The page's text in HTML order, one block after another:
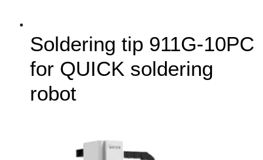
Soldering tip 911G-10PC
for QUICK soldering
robot